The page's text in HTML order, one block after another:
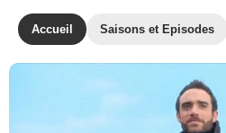
Accueil Saisons et Episodes